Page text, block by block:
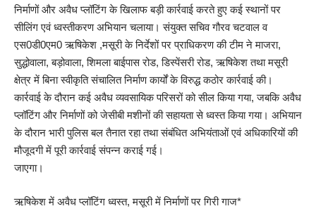
निर्माणों और अवैध प्लॉटिंग के खिलाफ बड़ी कार्रवाई करते हुए कई स्थानों पर
सीलिंग एवं ध्वस्तीकरण अभियान चलाया। संयुक्त सचिव गौरव चटवाल व
एस0डी0एम0 ऋषिकेश ,मसूरी के निर्देशों पर प्राधिकरण की टीम ने माजरा,
सुद्धोवाला, बड़ोवाला, शिमला बाईपास रोड, डिस्पेंसरी रोड, ऋषिकेश तथा मसूरी
क्षेत्र में बिना स्वीकृति संचालित निर्माण कार्यों के विरुद्ध कठोर कार्रवाई की।
कार्रवाई के दौरान कई अवैध व्यवसायिक परिसरों को सील किया गया, जबकि अवैध
प्लॉटिंग और निर्माणों को जेसीबी मशीनों की सहायता से ध्वस्त किया गया। अभियान
के दौरान भारी पुलिस बल तैनात रहा तथा संबंधित अभियंताओं एवं अधिकारियों की
मौजूदगी में पूरी कार्रवाई संपन्न कराई गई।
जाएगा।
ऋषिकेश में अवैध प्लॉटिंग ध्वस्त, मसूरी में निर्माणों पर गिरी गाज*